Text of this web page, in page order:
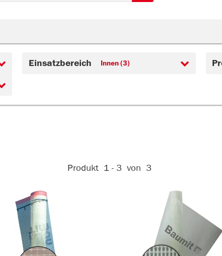
Einsatzbereich Innen (3)
Aktive Filter:
Produkt 1 - 3 von 3